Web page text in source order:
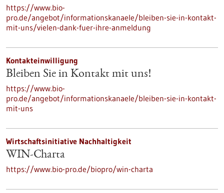
https://www.bio-
pro.de/angebot/informationskanaele/bleiben-sie-in-kontakt-
mit-uns/vielen-dank-fuer-ihre-anmeldung
Kontakteinwilligung
Bleiben Sie in Kontakt mit uns!
https://www.bio-
pro.de/angebot/informationskanaele/bleiben-sie-in-kontakt-
mit-uns
Wirtschaftsinitiative Nachhaltigkeit
WIN-Charta
https://www.bio-pro.de/biopro/win-charta